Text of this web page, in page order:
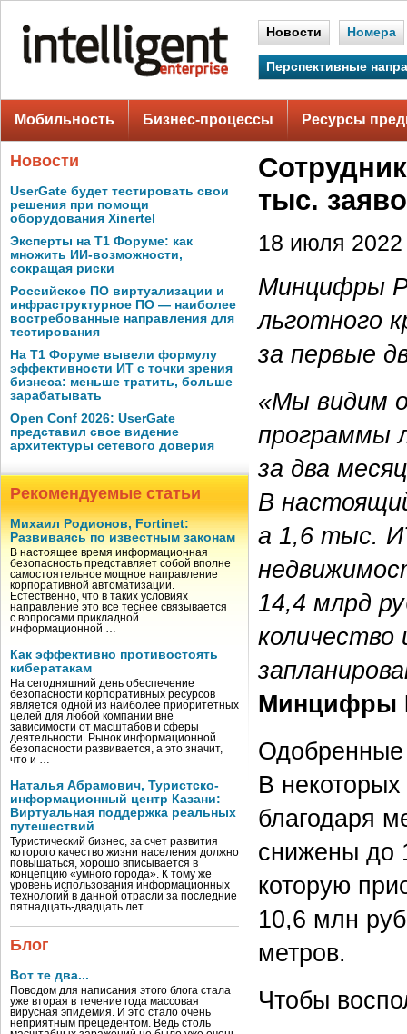
Новости Номера
Перспективные
Мобильность Бизнес-процессы Ресурсы
Новости
UserGate будет тестировать свои
решения при помощи
оборудования Xinertel
Эксперты на Т1 Форуме: как
множить ИИ-возможности,
сокращая риски
Российское ПО виртуализации и
инфраструктурное ПО — наиболее
востребованные направления для
тестирования
На Т1 Форуме вывели формулу
эффективности ИТ с точки зрения
бизнеса: меньше тратить, больше
зарабатывать
Open Conf 2026: UserGate
представил свое видение
архитектуры сетевого доверия
Рекомендуемые статьи
Михаил Родионов, Fortinet:
Развиваясь по известным законам
В настоящее время информационная
безопасность представляет собой вполне
самостоятельное мощное направление
корпоративной автоматизации.
Естественно, что в таких условиях
направление это все теснее связывается
с вопросами прикладной
информационной …
Как эффективно противостоять
кибератакам
На сегодняшний день обеспечение
безопасности корпоративных ресурсов
является одной из наиболее приоритетных
целей для любой компании вне
зависимости от масштабов и сферы
деятельности. Рынок информационной
безопасности развивается, а это значит,
что и …
Наталья Абрамович, Туристско-
информационный центр Казани:
Виртуальная поддержка реальных
путешествий
Туристический бизнес, за счет развития
которого качество жизни населения должно
повышаться, хорошо вписывается в
концепцию «умного города». К тому же
уровень использования информационных
технологий в данной отрасли за последние
пятнадцать-двадцать лет …
Блог
Вот те два...
Поводом для написания этого блога стала
уже вторая в течение года массовая
вирусная эпидемия. И это стало очень
неприятным прецедентом. Ведь столь
тыс.
18 июля 2022
Минцифры
льготного
за первые
«Мы видим
программы
за два
В
а 1,6 тыс.
14,4 млрд
Минцифры
Одобренные
В
благодаря
снижены до
которую
10,6 млн
метров.
Чтобы